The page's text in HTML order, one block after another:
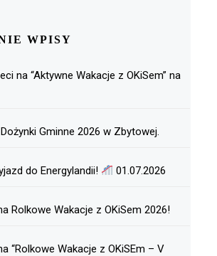
WPISY
na “Aktywne Wakacje z OKiSem” na
Gminne 2026 w Zbytowej.
do Energylandii! 01.07.2026
Rolkowe Wakacje z OKiSem 2026!
“Rolkowe Wakacje z OKiSEm – V